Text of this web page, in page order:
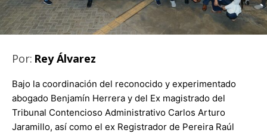
Por: Rey Álvarez
Bajo la coordinación del reconocido y experimentado
abogado Benjamín Herrera y del Ex magistrado del
Tribunal Contencioso Administrativo Carlos Arturo
Jaramillo, así como el ex Registrador de Pereira Raúl